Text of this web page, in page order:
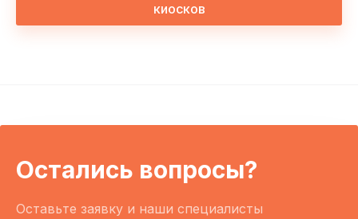
киосков
Остались вопросы?
Оставьте заявку и наши специалисты